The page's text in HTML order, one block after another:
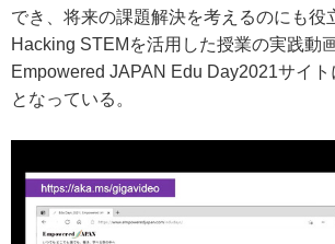
でき、将来の課題解決を考えるのにも役
Hacking STEMを活用した授業の実践動
Empowered JAPAN Edu Day2021サイ
となっている。